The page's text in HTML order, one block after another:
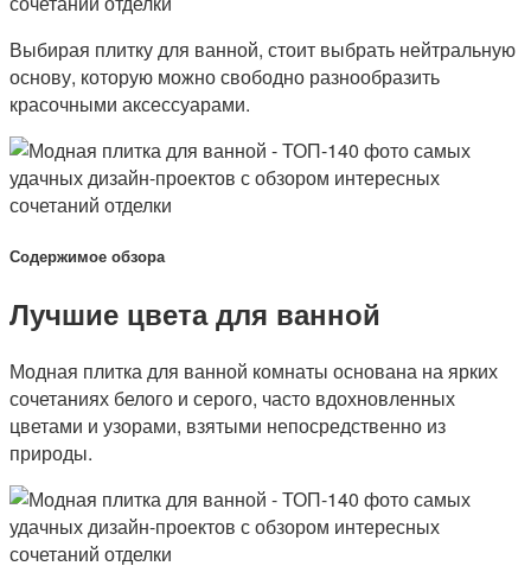
Выбирая плитку для ванной, стоит выбрать нейтральную
основу, которую можно свободно разнообразить
красочными аксессуарами.
Содержимое обзора
Лучшие цвета для ванной
Модная плитка для ванной комнаты основана на ярких
сочетаниях белого и серого, часто вдохновленных
цветами и узорами, взятыми непосредственно из
природы.